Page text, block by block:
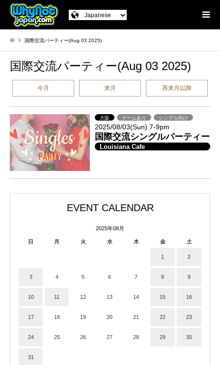
国際交流パーティー(Aug 03 2025)
国際交流パーティー(Aug 03 2025)
今月 来月 再来月以降
大阪 ゲームあり シングル向け
2025/08/03(Sun) 7-9pm
国際交流シングルパーティー
Louisiana Cafe
EVENT CALENDAR
2025年08月
日 月 火 水 木 金 土
1 2
3 4 5 6 7 8 9
10 11 12 13 14 15 16
17 18 19 20 21 22 23
24 25 26 27 28 29 30
31